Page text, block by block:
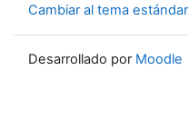
Cambiar al tema estándar
Desarrollado por Moodle